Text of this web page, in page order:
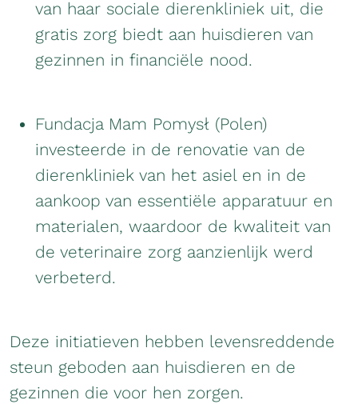
van haar sociale dierenkliniek uit, die
gratis zorg biedt aan huisdieren van
gezinnen in financiële nood.
Fundacja Mam Pomysł (Polen)
investeerde in de renovatie van de
dierenkliniek van het asiel en in de
aankoop van essentiële apparatuur en
materialen, waardoor de kwaliteit van
de veterinaire zorg aanzienlijk werd
verbeterd.
Deze initiatieven hebben levensreddende
steun geboden aan huisdieren en de
gezinnen die voor hen zorgen.